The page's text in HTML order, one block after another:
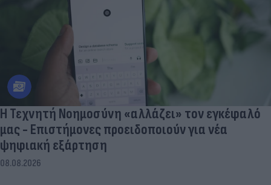
Η Τεχνητή Νοημοσύνη «αλλάζει» τον εγκέφαλό
μας - Eπιστήμονες προειδοποιούν για νέα
ψηφιακή εξάρτηση
08.08.2026